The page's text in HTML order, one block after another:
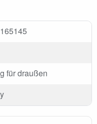
für draußen